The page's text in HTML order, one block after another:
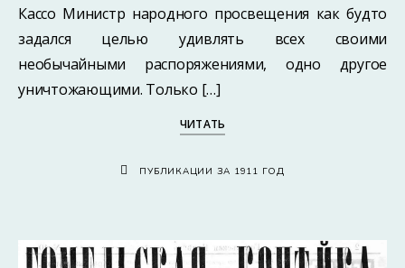
Кассо Министр народного просвещения как будто
задался целью удивлять всех своими
необычайными распоряжениями, одно другое
уничтожающими. Только […]
ЧИТАТЬ
ПУБЛИКАЦИИ ЗА 1911 ГОД